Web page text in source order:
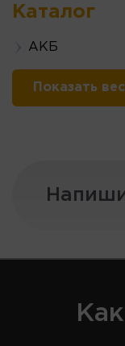
Каталог
АКБ
Показать